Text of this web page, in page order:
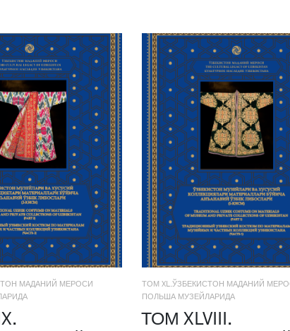
МАДАНИЙ МЕРОСИ
ТОМ XL.ЎЗБЕКИСТОН МАДАНИЙ
ПОЛЬША МУЗЕЙЛАРИДА
ТОМ XLVIII.